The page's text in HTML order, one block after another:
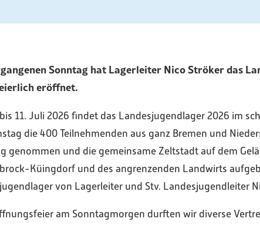
Sonntag hat Lagerleiter Nico Ströker das
eröffnet.
11. Juli 2026 findet das Landesjugendlager 2026 im
die 400 Teilnehmenden aus ganz Bremen und
genommen und die gemeinsame Zeltstadt auf dem
Küingdorf und des angrenzenden Landwirts
von Lagerleiter und Stv. Landesjugendleiter
am Sonntagmorgen durften wir diverse